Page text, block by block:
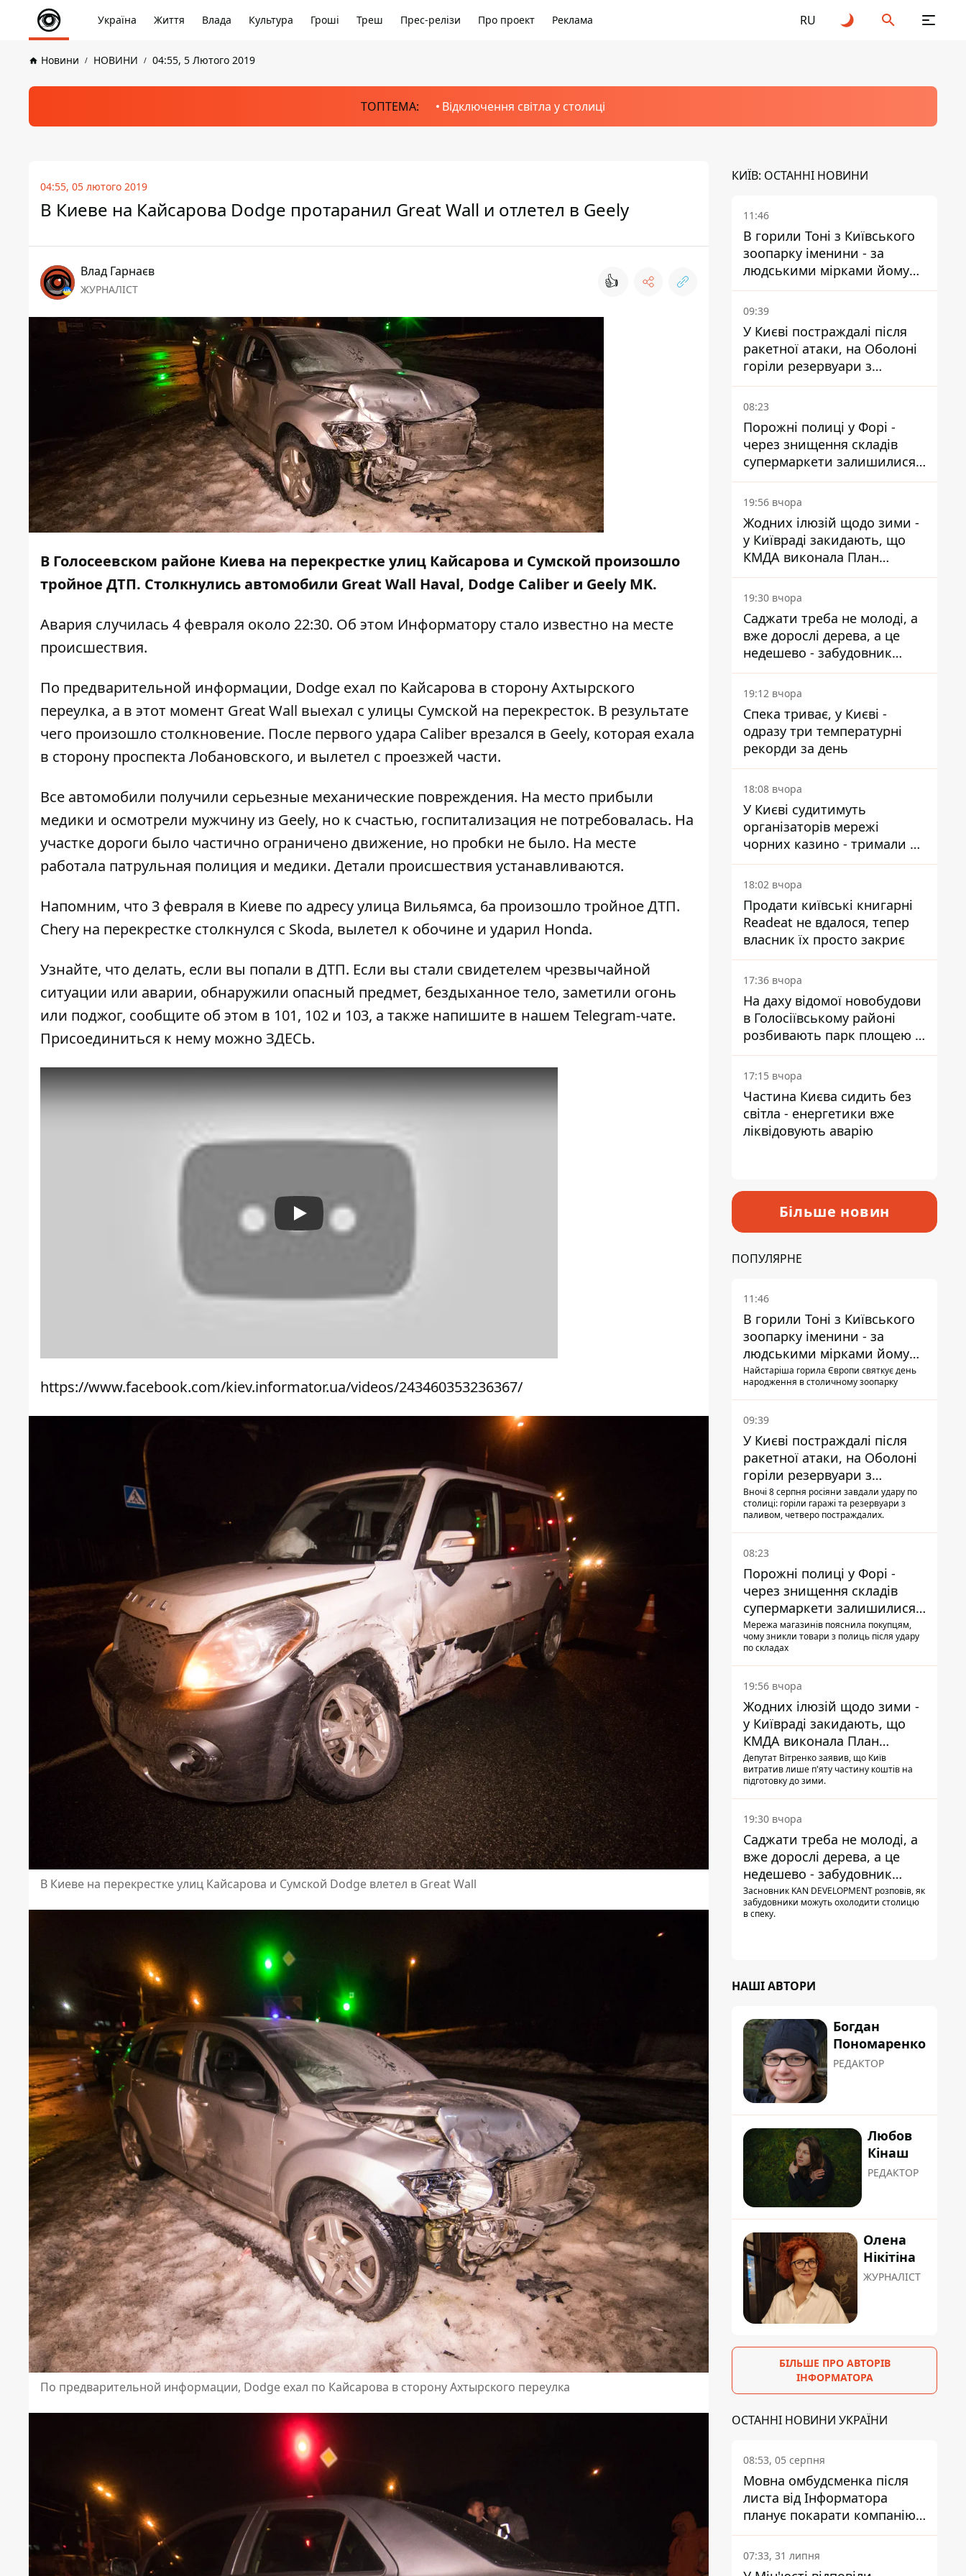
Україна Життя Влада Культура Гроші Треш Прес-релізи Про проект Реклама RU
Новини НОВИНИ 04:55, 5 Лютого 2019
ТОПТЕМА: Відключення світла у столиці
04:55, 05 лютого 2019
В Киеве на Кайсарова Dodge протаранил Great Wall и отлетел в Geely
Влад Гарнаєв
ЖУРНАЛІСТ 👍
В Голосеевском районе Киева на перекрестке улиц Кайсарова и Сумской произошло
тройное ДТП. Столкнулись автомобили Great Wall Haval, Dodge Caliber и Geely MK.
Авария случилась 4 февраля около 22:30. Об этом Информатору стало известно на месте
происшествия.
По предварительной информации, Dodge ехал по Кайсарова в сторону Ахтырского
переулка, а в этот момент Great Wall выехал с улицы Сумской на перекресток. В результате
чего произошло столкновение. После первого удара Caliber врезался в Geely, которая ехала
в сторону проспекта Лобановского, и вылетел с проезжей части.
Все автомобили получили серьезные механические повреждения. На место прибыли
медики и осмотрели мужчину из Geely, но к счастью, госпитализация не потребовалась. На
участке дороги было частично ограничено движение, но пробки не было. На месте
работала патрульная полиция и медики. Детали происшествия устанавливаются.
Напомним, что 3 февраля в Киеве по адресуулица Вильямса, 6а произошло тройное ДТП.
Chery на перекрестке столкнулся с Skoda, вылетел к обочине и ударил Honda.
Узнайте, что делать, если вы попали в ДТП. Если вы стали свидетелем чрезвычайной
ситуации или аварии, обнаружили опасный предмет, бездыханное тело, заметили огонь
или поджог, сообщите об этом в 101, 102 и 103, а также напишите в нашем Telegram-чате.
Присоединиться к нему можно ЗДЕСЬ.
Play
https://www.facebook.com/kiev.informator.ua/videos/243460353236367/
В Киеве на перекрестке улиц Кайсарова и Сумской Dodge влетел в Great Wall
По предварительной информации, Dodge ехал по Кайсарова в сторону Ахтырского переулка
КИЇВ: ОСТАННІ НОВИНИ
11:46
В горили Тоні з Київського
зоопарку іменини - за
людськими мірками йому
вже понад 90 років
09:39
У Києві постраждалі після
ракетної атаки, на Оболоні
горіли резервуари з
паливом
08:23
Порожні полиці у Форі -
через знищення складів
супермаркети залишилися
без асортименту
19:56 вчора
Жодних ілюзій щодо зими -
у Київраді закидають, що
КМДА виконала План
стійкості на 20%
19:30 вчора
Саджати треба не молоді, а
вже дорослі дерева, а це
недешево - забудовник
Ніконов
19:12 вчора
Спека триває, у Києві -
одразу три температурні
рекорди за день
18:08 вчора
У Києві судитимуть
організаторів мережі
чорних казино - тримали 39
закладів
18:02 вчора
Продати київські книгарні
Readeat не вдалося, тепер
власник їх просто закриє
17:36 вчора
На даху відомої новобудови
в Голосіївському районі
розбивають парк площею в
гектар
17:15 вчора
Частина Києва сидить без
світла - енергетики вже
ліквідовують аварію
Більше новин
ПОПУЛЯРНЕ
11:46
В горили Тоні з Київського
зоопарку іменини - за
людськими мірками йому
вже понад 90 років
Найстаріша горила Європи святкує день
народження в столичному зоопарку
09:39
У Києві постраждалі після
ракетної атаки, на Оболоні
горіли резервуари з
паливом
Вночі 8 серпня росіяни завдали удару по
столиці: горіли гаражі та резервуари з
паливом, четверо постраждалих.
08:23
Порожні полиці у Форі -
через знищення складів
супермаркети залишилися
без асортименту
Мережа магазинів пояснила покупцям,
чому зникли товари з полиць після удару
по складах
19:56 вчора
Жодних ілюзій щодо зими -
у Київраді закидають, що
КМДА виконала План
стійкості на 20%
Депутат Вітренко заявив, що Київ
витратив лише п'яту частину коштів на
підготовку до зими.
19:30 вчора
Саджати треба не молоді, а
вже дорослі дерева, а це
недешево - забудовник
Ніконов
Засновник KAN DEVELOPMENT розповів, як
забудовники можуть охолодити столицю
в спеку.
НАШІ АВТОРИ
Богдан
Пономаренко
РЕДАКТОР
Любов
Кінаш
РЕДАКТОР
Олена
Нікітіна
ЖУРНАЛІСТ
БІЛЬШЕ ПРО АВТОРІВ
ІНФОРМАТОРА
ОСТАННІ НОВИНИ УКРАЇНИ
08:53, 05 серпня
Мовна омбудсменка після
листа від Інформатора
планує покарати компанію-
підрядника ПриватБанку
07:33, 31 липня